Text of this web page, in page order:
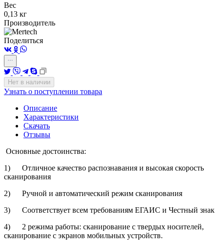
Вес
0,13 кг
Производитель
Поделиться
Нет в наличии
Узнать о поступлении товара
Описание
Характеристики
Скачать
Отзывы
Основные достоинства:
1) Отличное качество распознавания и высокая скорость
сканирования
2) Ручной и автоматический режим сканирования
3) Соответствует всем требованиям ЕГАИС и Честный знак
4) 2 режима работы: сканирование с твердых носителей,
сканирование с экранов мобильных устройств.